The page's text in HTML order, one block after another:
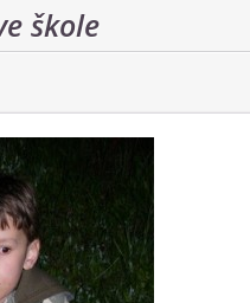
škole